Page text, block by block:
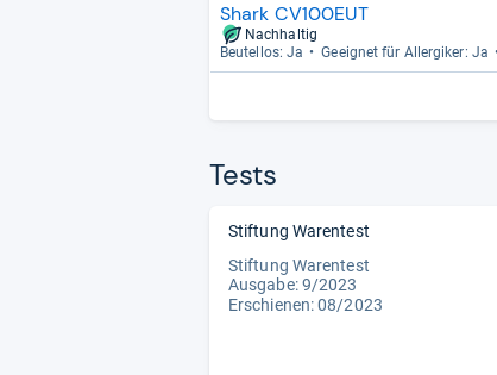
Shark CV100EUT
Nachhaltig
Beu­tel­los: Ja
Geeig­net für All­er­gi­ker: Ja
Tests
Stiftung Warentest
Stiftung Warentest
Ausgabe: 9/2023
Erschienen: 08/2023